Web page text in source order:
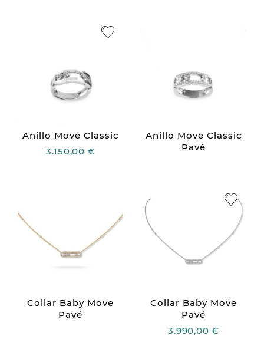
Anillo Move Classic
3.150,00 €
Anillo Move Classic
Pavé
Collar Baby Move
Pavé
Collar Baby Move
Pavé
3.990,00 €